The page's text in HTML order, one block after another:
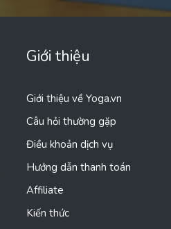
Giới thiệu
Giới thiệu về Yoga.vn
Câu hỏi thường gặp
Điều khoản dịch vụ
Hướng dẫn thanh toán
Affiliate
Kiến thức